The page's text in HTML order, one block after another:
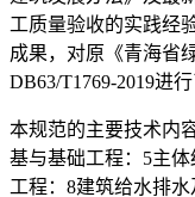
工质量验收的实践经
成果，对原《青海省
DB63/T1769-2019进
本规范的主要技术内
基与基础工程：5主
工程：8建筑给水排